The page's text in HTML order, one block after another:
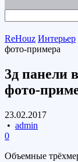
ReHouz Интерьер
фото-примера
3д панели
фото-
23.02.2017
• admin
0
Объемные